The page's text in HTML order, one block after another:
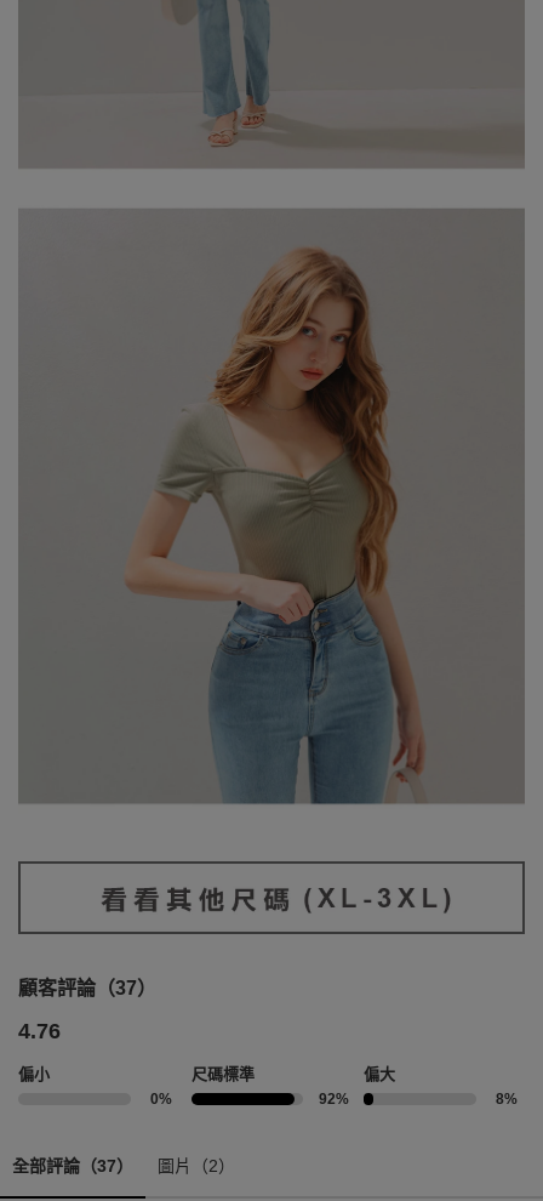
顧客評論（37）
4.76
偏小
0%
尺碼標準
92%
偏大
8%
全部評論（37） 圖片（2）